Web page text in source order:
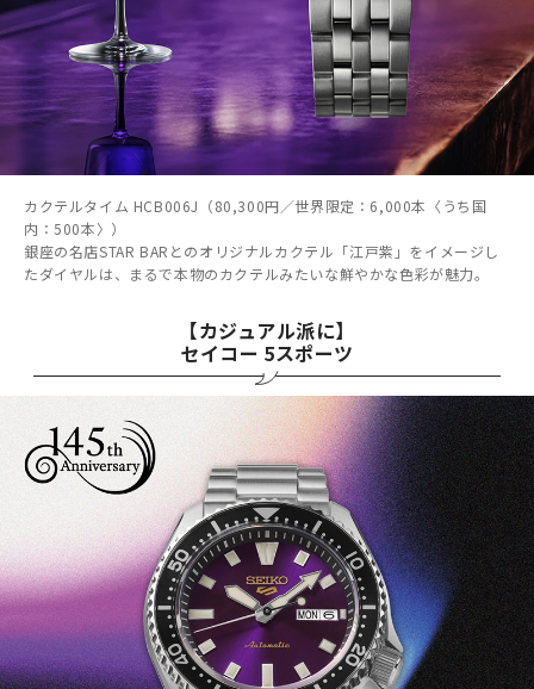
カクテルタイム HCB006J（80,300円／世界限定：6,000本〈うち国
内：500本〉）
銀座の名店STAR BARとのオリジナルカクテル「江戸紫」をイメージし
たダイヤルは、まるで本物のカクテルみたいな鮮やかな色彩が魅力。
【カジュアル派に】
セイコー 5スポーツ